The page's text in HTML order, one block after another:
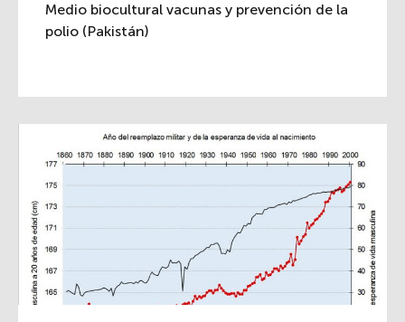
Medio biocultural vacunas y prevención de la
polio (Pakistán)